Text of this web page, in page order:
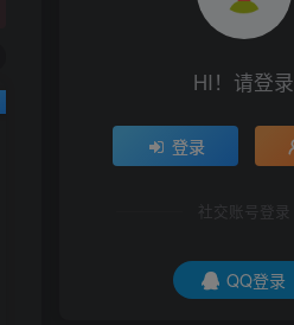
HI！请登录
登录
社交账号登录
QQ登录